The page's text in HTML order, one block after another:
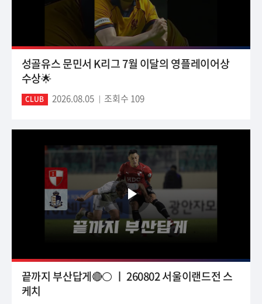
성골유스 문민서 K리그 7월 이달의 영플레이어상
수상🌟
CLUB 2026.08.05 조회수 109
끝까지 부산답게🔴⚪ ㅣ 260802 서울이랜드전 스
케치